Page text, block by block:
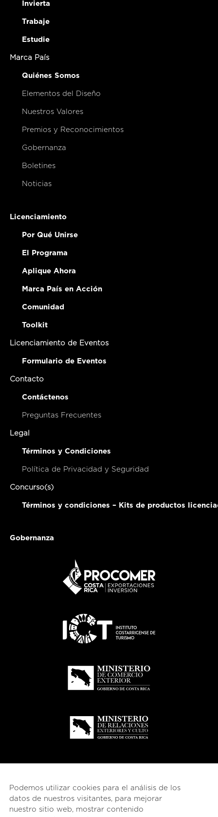
Invierta
Trabaje
Estudie
Marca País
Quiénes Somos
Elementos del Diseño
Nuestros Valores
Premios y Reconocimientos
Gobernanza
Boletines
Noticias
Licenciamiento
Por Qué Unirse
El Programa
Aplique Ahora
Marca País en Acción
Comunidad
Toolkit
Licenciamiento de Eventos
Formulario de Eventos
Contacto
Contáctenos
Preguntas Frecuentes
Legal
Términos y Condiciones
Política de Privacidad y Seguridad
Concurso(s)
Términos y condiciones – Kits de productos
Gobernanza
Podemos utilizar cookies para el análisis de los
datos de nuestros visitantes, para mejorar
nuestro sitio web, mostrar contenido